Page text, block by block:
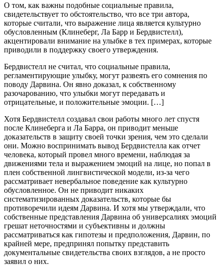
О том, как важны подобные социальные правила,
свидетельствует то обстоятельство, что все три автора,
которые считали, что выражение лица является культурно
обусловленным (Клинеберг, Ла Барр и Бердвистелл),
акцентировали внимание на улыбке в тех примерах, которые
приводили в поддержку своего утверждения.
Бердвистелл не считал, что социальные правила,
регламентирующие улыбку, могут развеять его сомнения по
поводу Дарвина. Он явно доказал, к собственному
разочарованию, что улыбки могут передавать и
отрицательные, и положительные эмоции. […]
Хотя Бердвистелл создавал свои работы много лет спустя
после Клинеберга и Ла Барра, он приводит меньше
доказательств в защиту своей точки зрения, чем это сделали
они. Можно воспринимать вывод Бердвистелла как отчет
человека, который провел много времени, наблюдая за
движениями тела и выражением эмоций на лице, но попал в
плен собственной лингвистической модели, из-за чего
рассматривает невербальное поведение как культурно
обусловленное. Он не приводит никаких
систематизированных доказательств, которые бы
противоречили идеям Дарвина. И хотя мы утверждали, что
собственные представления Дарвина об универсалиях эмоций
грешат неточностями и субъективны и должны
рассматриваться как гипотезы и предположения, Дарвин, по
крайней мере, предпринял попытку представить
документальные свидетельства своих взглядов, а не просто
заявил о них.